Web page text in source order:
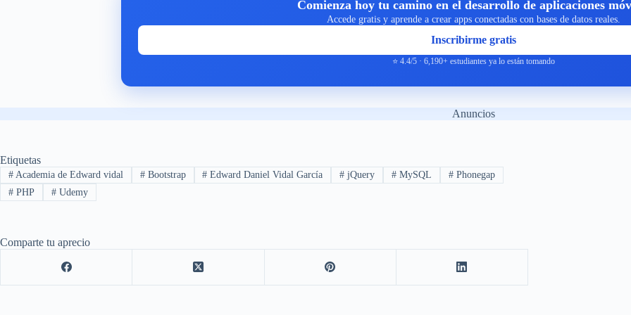
Comienza hoy tu camino en el desarrollo de aplicaciones
Accede gratis y aprende a crear apps conectadas con bases de datos reales.
Inscribirme gratis
⭐ 4.4/5 · 6,190+ estudiantes ya lo están tomando
Anuncios
Etiquetas
#Academia de Edward vidal #Bootstrap # Edward Daniel Vidal García # jQuery # MySQL #Phonegap
#PHP #Udemy
Comparte tu aprecio